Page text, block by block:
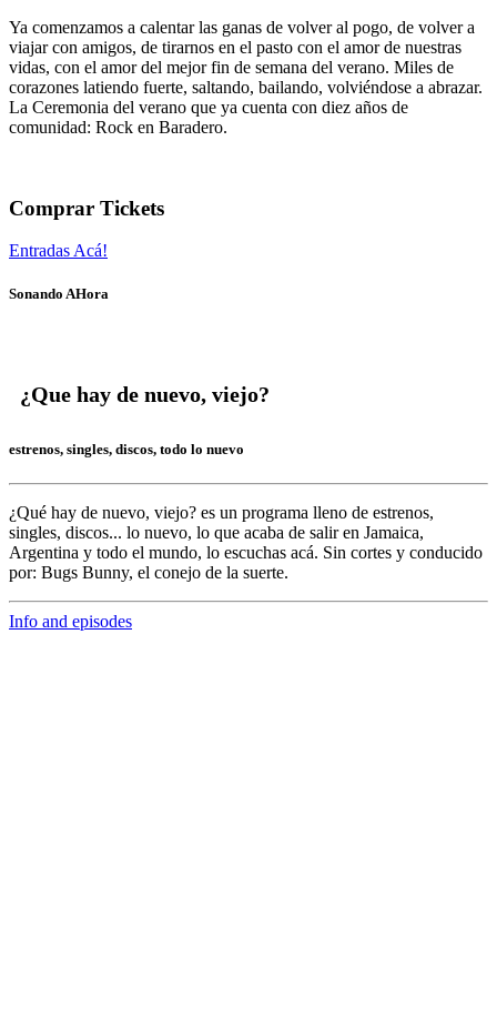
Ya comenzamos a calentar las ganas de volver al pogo, de volver a
viajar con amigos, de tirarnos en el pasto con el amor de nuestras
vidas, con el amor del mejor fin de semana del verano. Miles de
corazones latiendo fuerte, saltando, bailando, volviéndose a abrazar.
La Ceremonia del verano que ya cuenta con diez años de
comunidad: Rock en Baradero.
Comprar Tickets
Entradas Acá!
Sonando AHora
¿Que hay de nuevo, viejo?
estrenos, singles, discos, todo lo nuevo
¿Qué hay de nuevo, viejo? es un programa lleno de estrenos,
singles, discos... lo nuevo, lo que acaba de salir en Jamaica,
Argentina y todo el mundo, lo escuchas acá. Sin cortes y conducido
por: Bugs Bunny, el conejo de la suerte.
Info and episodes